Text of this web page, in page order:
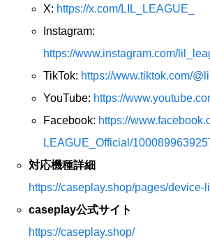
X: https://x.com/LIL_LEAGUE_
Instagram:
https://www.instagram.com/
TikTok: https://www.tiktok.com/
YouTube: https://
Facebook: https://
LEAGUE_Official/
対応機種詳細
https://caseplay.shop/pages/device-
caseplay公式サイト
https://caseplay.shop/